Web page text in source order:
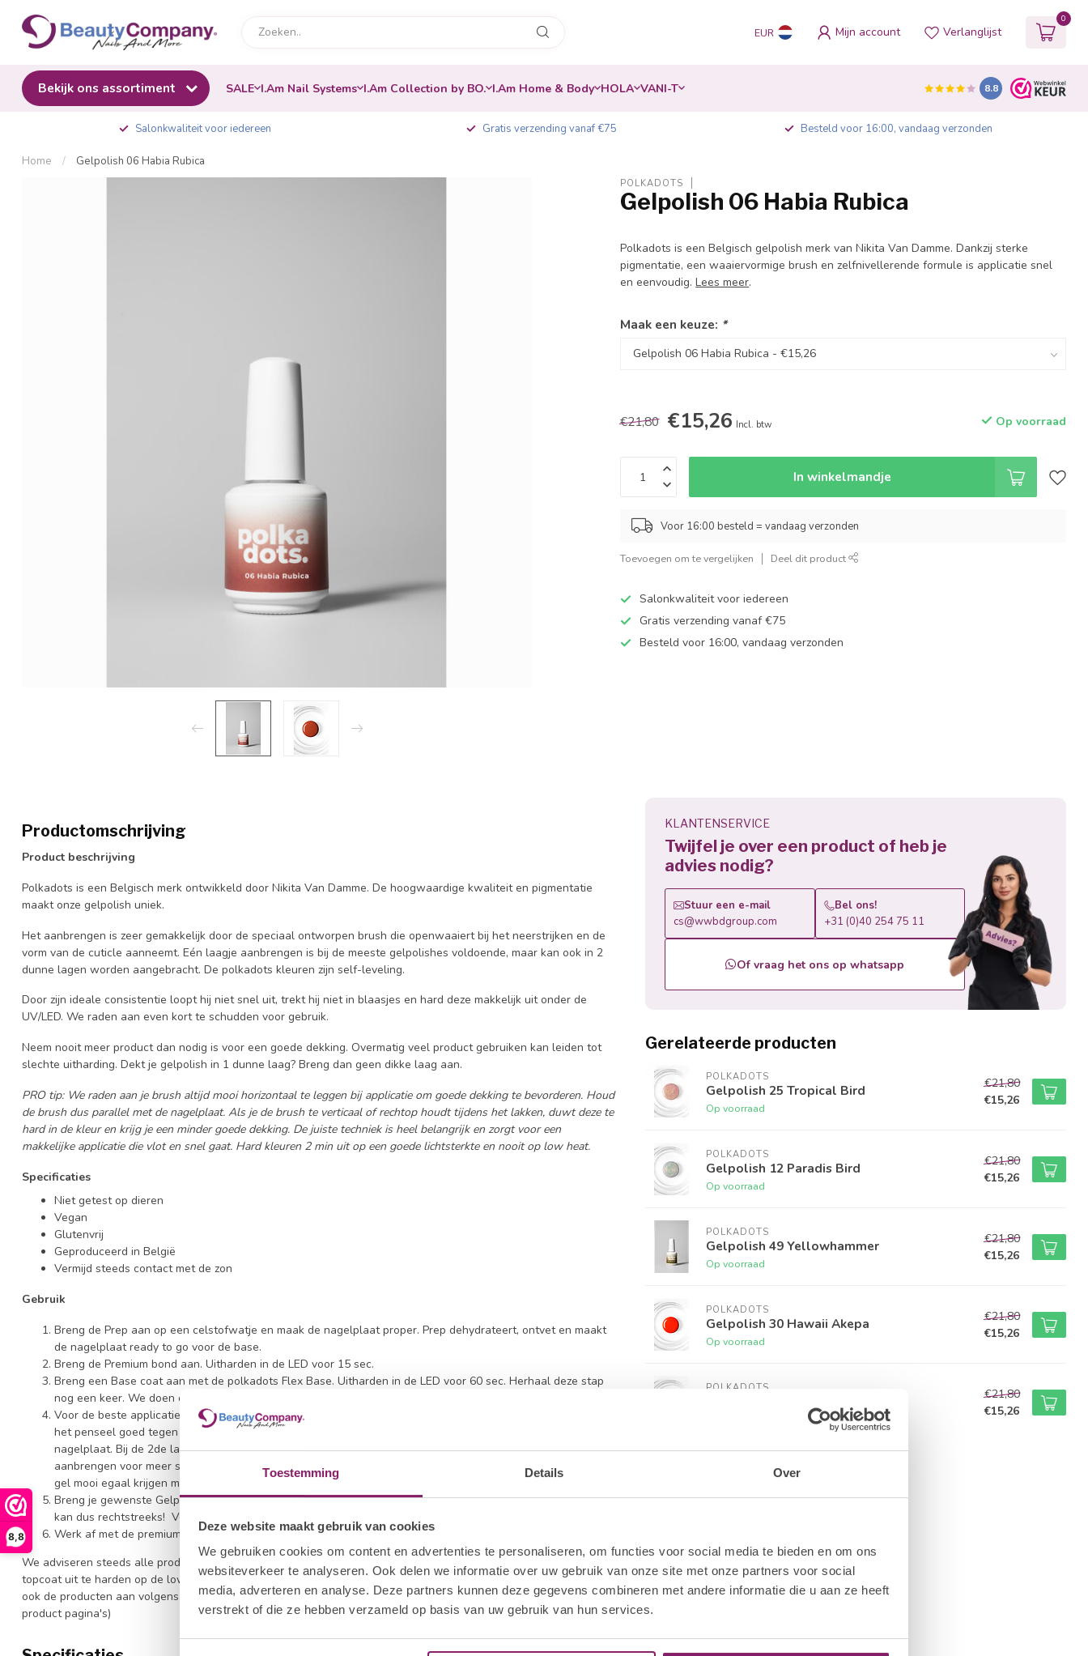
Toestemming Details Over
Deze website maakt gebruik van cookies
We gebruiken cookies om content en advertenties te personaliseren, om functies voor social media te bieden en om ons
websiteverkeer te analyseren. Ook delen we informatie over uw gebruik van onze site met onze partners voor social
media, adverteren en analyse. Deze partners kunnen deze gegevens combineren met andere informatie die u aan ze heeft
verstrekt of die ze hebben verzameld op basis van uw gebruik van hun services.
8,8
EUR Mijn account Verlanglijst
0
Bekijk ons assortiment SALE I.Am Nail Systems I.Am Collection by BO. I.Am Home & Body HOLA VANI-T 8.8
Salonkwaliteit voor iedereen Gratis verzending vanaf €75 Besteld voor 16:00, vandaag verzonden
Home / Gelpolish 06 Habia Rubica
POLKADOTS
Gelpolish 06 Habia Rubica
Polkadots is een Belgisch gelpolish merk van Nikita Van Damme. Dankzij sterke
pigmentatie, een waaiervormige brush en zelfnivellerende formule is applicatie snel
en eenvoudig.Lees meer.
Maak een keuze: *
€21,80 €15,26 Incl. btw Op voorraad
In winkelmandje
Voor 16:00 besteld = vandaag verzonden
Toevoegen om te vergelijken Deel dit product
Salonkwaliteit voor iedereen
Gratis verzending vanaf €75
Besteld voor 16:00, vandaag verzonden
Productomschrijving
Product beschrijving
Polkadots is een Belgisch merk ontwikkeld door Nikita Van Damme. De hoogwaardige kwaliteit en pigmentatie
maakt onze gelpolish uniek.
Het aanbrengen is zeer gemakkelijk door de speciaal ontworpen brush die openwaaiert bij het neerstrijken en de
vorm van de cuticle aanneemt. Eén laagje aanbrengen is bij de meeste gelpolishes voldoende, maar kan ook in 2
dunne lagen worden aangebracht. De polkadots kleuren zijn self-leveling.
Door zijn ideale consistentie loopt hij niet snel uit, trekt hij niet in blaasjes en hard deze makkelijk uit onder de
UV/LED. We raden aan even kort te schudden voor gebruik.
Neem nooit meer product dan nodig is voor een goede dekking. Overmatig veel product gebruiken kan leiden tot
slechte uitharding. Dekt je gelpolish in 1 dunne laag? Breng dan geen dikke laag aan.
PRO tip: We raden aan je brush altijd mooi horizontaal te leggen bij applicatie om goede dekking te bevorderen. Houd
de brush dus parallel met de nagelplaat. Als je de brush te verticaal of rechtop houdt tijdens het lakken, duwt deze te
hard in de kleur en krijg je een minder goede dekking. De juiste techniek is heel belangrijk en zorgt voor een
makkelijke applicatie die vlot en snel gaat. Hard kleuren 2 min uit op een goede lichtsterkte en nooit op low heat.
Specificaties
Niet getest op dieren
Vegan
Glutenvrij
Geproduceerd in België
Vermijd steeds contact met de zon
Gebruik
Breng de Prep aan op een celstofwatje en maak de nagelplaat proper. Prep dehydrateert, ontvet en maakt
de nagelplaat ready to go voor de base.
Breng de Premium bond aan. Uitharden in de LED voor 15 sec.
Breng een Base coat aan met de polkadots Flex Base. Uitharden in de LED voor 60 sec. Herhaal deze stap
nog een keer. We doen dus 2 laagjes.
Voor de beste applicatie, raak nooit de huid aan en werk niet te dicht tegen de nagelriem. Duw de base met
het penseel goed tegen de nagelplaat voor een beste hechting. Zo kan de base goed indringen in de
nagelplaat. Bij de 2de laag hoeft dit niet meer. Dan kan je gewoon lakken en eventueel je laagje iets 'voller'
aanbrengen voor meer stevigheid. Door het 2de laagje dat nog niet uitgehard is even om te draaien, kan je de
gel mooi egaal krijgen met een lichte bolling. Maar draai niet te lang!
Breng je gewenste Gelpolish kleur aan rechtstreeks op de flex base zonder te cleansen of te bufferen. Dit
kan dus rechtstreeks! Vermijd altijd aanraking met de nagelriem. Uitharden in de led voor 120 sec.
Werk af met de premium topcoat voor ultieme glans. Uitharden voor 120sec.
We adviseren steeds alle producten uit te harden met een goede kwaliteit LED lamp en nooit de base, kleur en
topcoat uit te harden op de low heat stand. Zo garanderen wij optimale polymerisatie van onze producten. Breng
ook de producten aan volgens de voorgeschreven richtlijnen. (Zie voor aanbrengen gelpolish/colorgel onder de
product pagina's)
KLANTENSERVICE
Twijfel je over een product of heb je
advies nodig?
Stuur een e-mail
cs@wwbdgroup.com
Bel ons!
+31 (0)40 254 75 11
Of vraag het ons op whatsapp
Gerelateerde producten
POLKADOTS
Gelpolish 25 Tropical Bird
Op voorraad
€21,80
€15,26
POLKADOTS
Gelpolish 12 Paradis Bird
Op voorraad
€21,80
€15,26
POLKADOTS
Gelpolish 49 Yellowhammer
Op voorraad
€21,80
€15,26
POLKADOTS
Gelpolish 30 Hawaii Akepa
Op voorraad
€21,80
€15,26
POLKADOTS
€21,80
€15,26